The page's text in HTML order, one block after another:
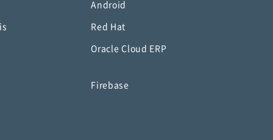
Android
Red Hat
Oracle Cloud ERP
Firebase